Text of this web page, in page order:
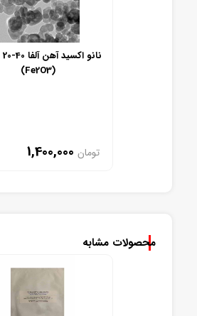
(Fe2O3)
1,400,000 تومان
محصولات مشابه